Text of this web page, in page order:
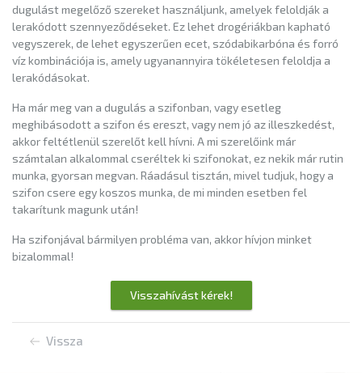
dugulást megelőző szereket használjunk, amelyek feloldják a
lerakódott szennyeződéseket. Ez lehet drogériákban kapható
vegyszerek, de lehet egyszerűen ecet, szódabikarbóna és forró
víz kombinációja is, amely ugyanannyira tökéletesen feloldja a
lerakódásokat.
Ha már meg van a dugulás a szifonban, vagy esetleg
meghibásodott a szifon és ereszt, vagy nem jó az illeszkedést,
akkor feltétlenül szerelőt kell hívni. A mi szerelőink már
számtalan alkalommal cseréltek ki szifonokat, ez nekik már rutin
munka, gyorsan megvan. Ráadásul tisztán, mivel tudjuk, hogy a
szifon csere egy koszos munka, de mi minden esetben fel
takarítunk magunk után!
Ha szifonjával bármilyen probléma van, akkor hívjon minket
bizalommal!
Visszahívást kérek!
Vissza